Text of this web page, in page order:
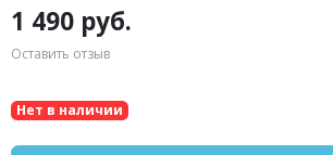
1 490 руб.
Оставить отзыв
Нет в наличии